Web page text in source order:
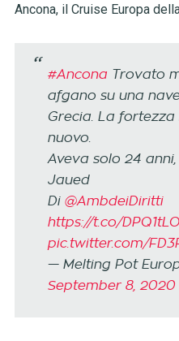
Ancona, il Cruise Europa
#AnconaTrovato
afgano su una
Grecia. La fortezza
nuovo.
Aveva solo 24
Jaued
Di @AmbdeiDiritti
https://t.co/
pic.twitter.com/
— Melting Pot
September 8, 2020